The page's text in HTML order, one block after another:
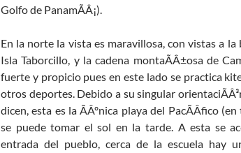
Golfo de PanamÃÂ¡).
En la norte la vista es maravillosa, con vistas a la
Isla Taborcillo, y la cadena montaÃÂ±osa de
fuerte y propicio pues en este lado se practica
otros deportes. Debido a su singular
dicen, esta es la ÃÂºnica playa del PacÃÂ­fico
se puede tomar el sol en la tarde. A esta se
entrada del pueblo, cerca de la escuela hay